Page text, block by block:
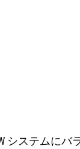
システムにバ